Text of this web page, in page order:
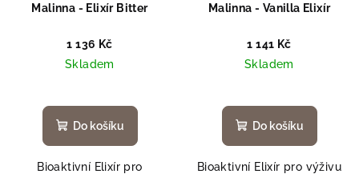
Malinna - Elixír Bitter
1 136 Kč
Skladem
Do košíku
Bioaktivní Elixír pro
Malinna - Vanilla Elixír
1 141 Kč
Skladem
Do košíku
Bioaktivní Elixír pro výživu